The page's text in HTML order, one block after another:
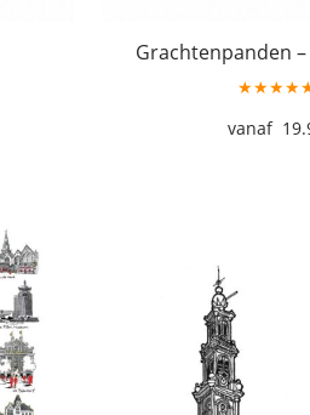
Grachtenpanden